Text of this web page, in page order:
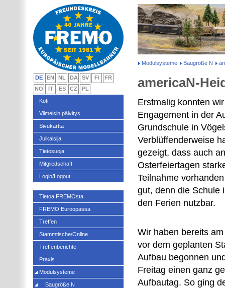
Modulsysteme Baugröße N
americaN-
Erstmalig konnten
Engagement in der
Grundschule in
Verblüffenderweise
gezeigt, dass auch
Osterfeiertagen
Teilnahme
gut, denn die Schule
den Ferien nutzbar.
Wir haben bereits
vor dem geplanten
Aufbau begonnen
Freitag einen ganz
Aufbautag. So ging
DE EN NL DA SV FI
FR
NO
IT ES CZ
PL
Koti
Viimeisin päivitys
Sivukartta
Julkaisija
Tietosuoja
Mitgliedschaft
Login/Logout
Tietoa FREMOsta
FREMO Euroopassa
Treffen
Stammtische/Online
Treffenberichte
Praxis
Modulsysteme
Baugröße N